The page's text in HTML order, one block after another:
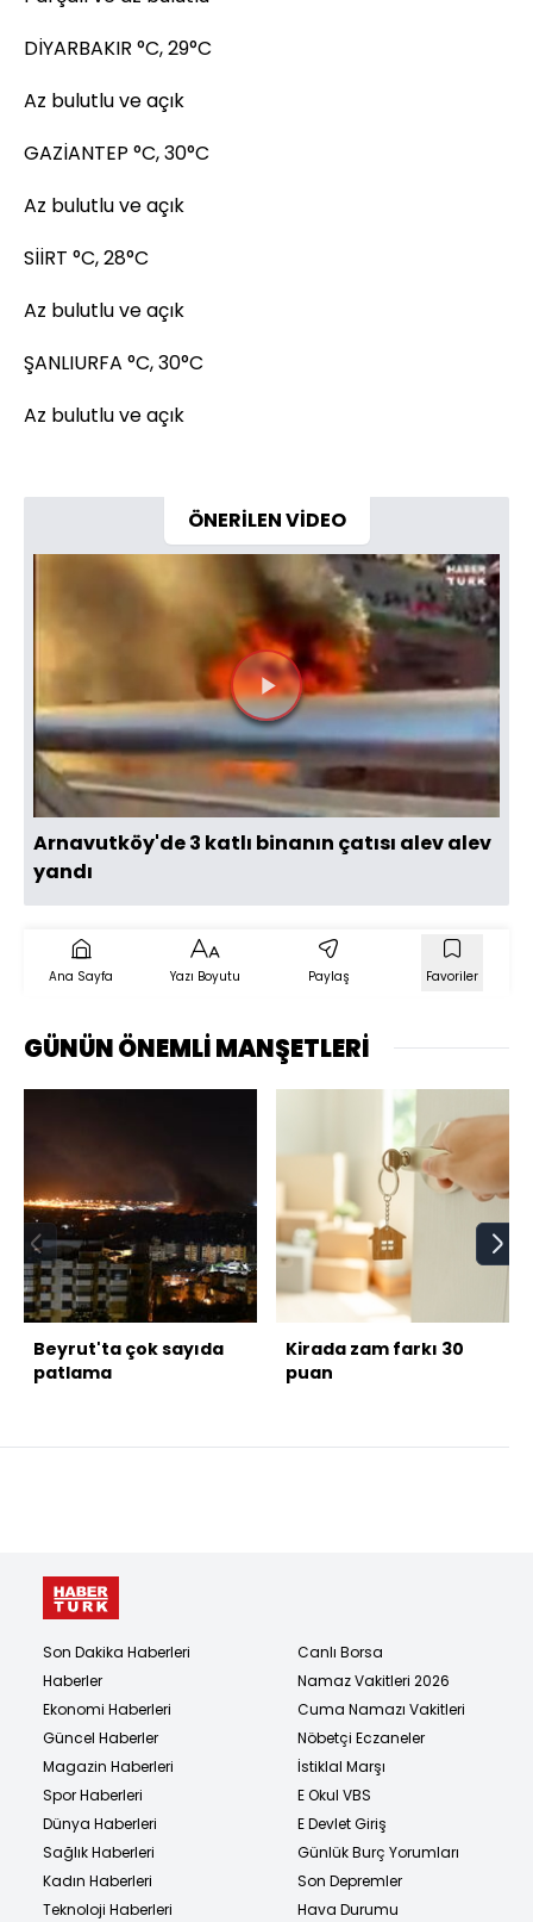
DİYARBAKIR °C, 29°C
Az bulutlu ve açık
GAZİANTEP °C, 30°C
Az bulutlu ve açık
SİİRT °C, 28°C
Az bulutlu ve açık
ŞANLIURFA °C, 30°C
Az bulutlu ve açık
ÖNERİLEN VİDEO
Videoyu
Oynat
Arnavutköy'de 3 katlı binanın çatısı alev alev
yandı
Ana Sayfa Yazı Boyutu Paylaş Favoriler
GÜNÜN ÖNEMLİ MANŞETLERİ
Beyrut'ta çok sayıda
patlama
Kirada zam farkı 30
puan
Son Dakika Haberleri
Haberler
Ekonomi Haberleri
Güncel Haberler
Magazin Haberleri
Spor Haberleri
Dünya Haberleri
Sağlık Haberleri
Kadın Haberleri
Teknoloji Haberleri
Canlı Borsa
Namaz Vakitleri 2026
Cuma Namazı Vakitleri
Nöbetçi Eczaneler
İstiklal Marşı
E Okul VBS
E Devlet Giriş
Günlük Burç Yorumları
Son Depremler
Hava Durumu